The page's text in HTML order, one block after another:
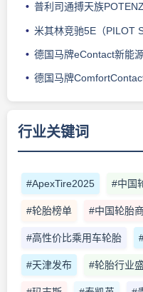
普利司通搏天族POTENZA Sport轮胎型
米其林竞驰5E（PILOT SPORT 5 energy）
德国马牌eContact新能源汽车轮胎型号
德国马牌ComfortContact CC7轮胎型
行业关键词
#ApexTire2025 #中国
#轮胎榜单 #中国轮胎
#高性价比乘用车轮胎
#天津发布 #轮胎行业